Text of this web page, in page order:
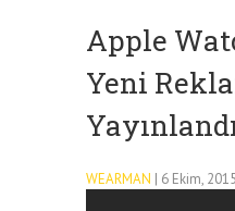
Apple
Yeni
WEARMAN | 6 Ekim,